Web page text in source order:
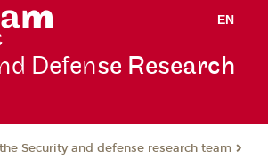
EN
Defense Research
Security and defense research team